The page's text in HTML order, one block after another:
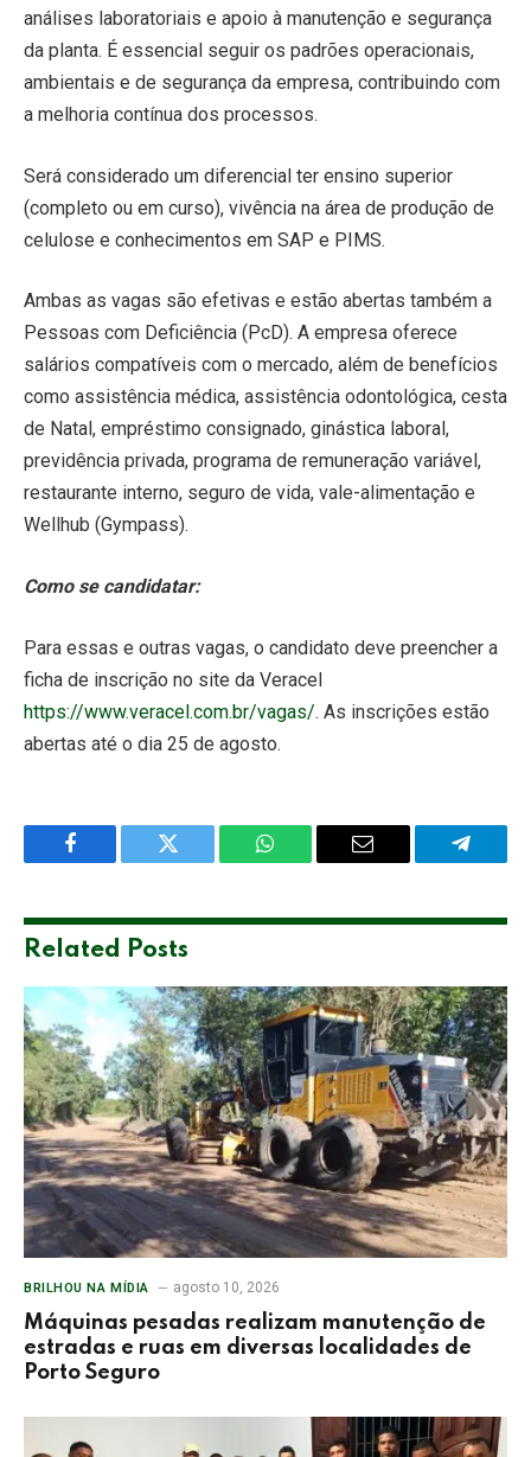
análises laboratoriais e apoio à manutenção e segurança
da planta. É essencial seguir os padrões operacionais,
ambientais e de segurança da empresa, contribuindo com
a melhoria contínua dos processos.
Será considerado um diferencial ter ensino superior
(completo ou em curso), vivência na área de produção de
celulose e conhecimentos em SAP e PIMS.
Ambas as vagas são efetivas e estão abertas também a
Pessoas com Deficiência (PcD). A empresa oferece
salários compatíveis com o mercado, além de benefícios
como assistência médica, assistência odontológica, cesta
de Natal, empréstimo consignado, ginástica laboral,
previdência privada, programa de remuneração variável,
restaurante interno, seguro de vida, vale-alimentação e
Wellhub (Gympass).
Como se candidatar:
Para essas e outras vagas, o candidato deve preencher a
ficha de inscrição no site da Veracel
https://www.veracel.com.br/vagas/. As inscrições estão
abertas até o dia 25 de agosto.
Facebook Twitter WhatsApp Email
Related Posts
BRILHOU NA MÍDIA agosto 10, 2026
Máquinas pesadas realizam manutenção de
estradas e ruas em diversas localidades de
Porto Seguro